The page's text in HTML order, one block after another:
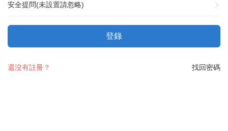
安全提問(未設置請忽略)
登錄
找回密碼
還沒有註冊？